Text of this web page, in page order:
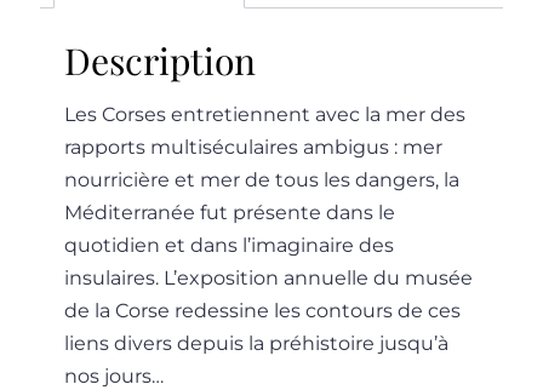
Description
Les Corses entretiennent avec la mer des
rapports multiséculaires ambigus : mer
nourricière et mer de tous les dangers, la
Méditerranée fut présente dans le
quotidien et dans l’imaginaire des
insulaires. L’exposition annuelle du musée
de la Corse redessine les contours de ces
liens divers depuis la préhistoire jusqu’à
nos jours…